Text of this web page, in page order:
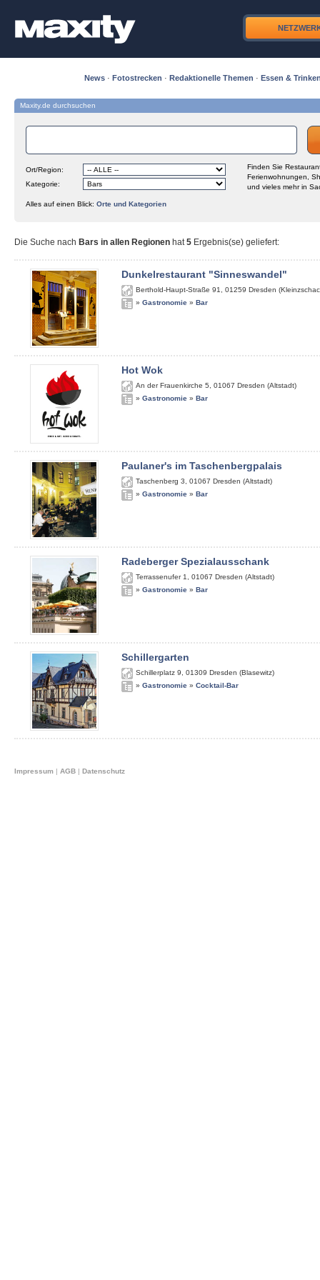
News · Fotostrecken · Redaktionelle Themen · Essen &
Maxity.de durchsuchen
Ort/Region:
Kategorie:
Finden Sie
Ferienwohnungen,
und vieles mehr in
Alles auf einen Blick: Orte und Kategorien
Die Suche nach Bars in allen Regionen hat5 Ergebnis(se) geliefert:
Dunkelrestaurant "Sinneswandel"
Berthold-Haupt-Straße 91 01259 Dresden
» Gastronomie » Bar
Hot Wok
An der Frauenkirche 5 01067 Dresden (Altstadt)
» Gastronomie » Bar
Paulaner's im Taschenbergpalais
Taschenberg 3 01067 Dresden (Altstadt)
» Gastronomie » Bar
Radeberger Spezialausschank
Terrassenufer 1 01067 Dresden (Altstadt)
» Gastronomie » Bar
Schillergarten
Schillerplatz 9 01309 Dresden (Blasewitz)
» Gastronomie » Cocktail-Bar
Impressum | AGB | Datenschutz